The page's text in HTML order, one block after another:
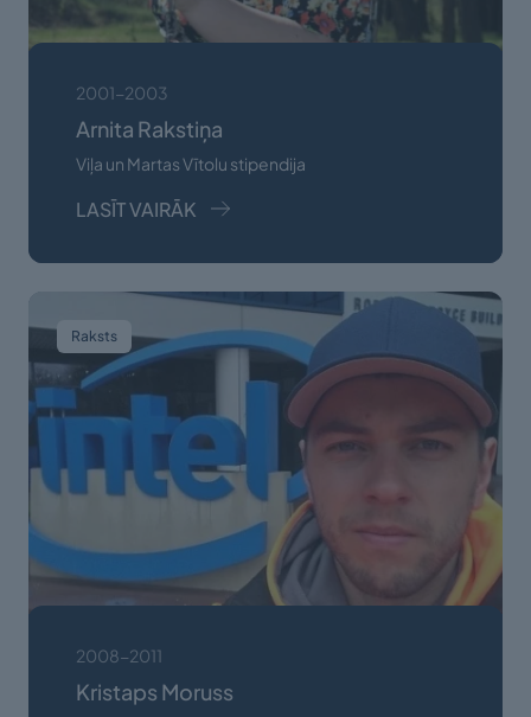
2001-2003
Arnita Rakstiņa
Viļa un Martas Vītolu stipendija
LASĪT VAIRĀK
Raksts
2008-2011
Kristaps Moruss